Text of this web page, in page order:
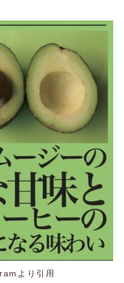
より引用